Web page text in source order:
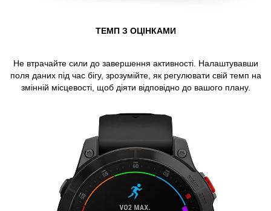
ТЕМП З ОЦІНКАМИ
Не втрачайте сили до завершення активності. Налаштувавши
поля даних під час бігу, зрозумійте, як регулювати свій темп на
змінній місцевості, щоб діяти відповідно до вашого плану.